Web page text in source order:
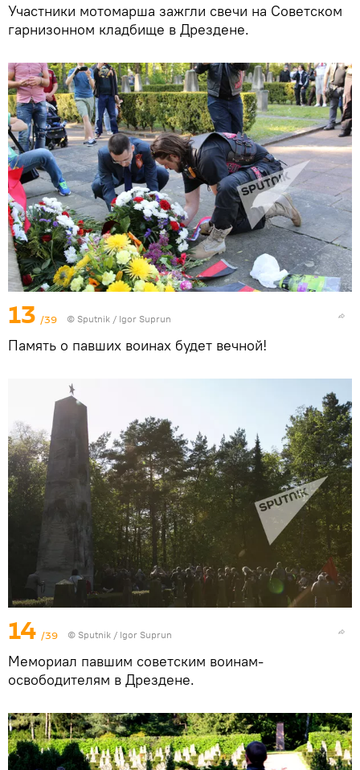
Участники мотомарша зажгли свечи на Советском
гарнизонном кладбище в Дрездене.
13 /39 © Sputnik / Igor Suprun
Память о павших воинах будет вечной!
14 /39 © Sputnik / Igor Suprun
Мемориал павшим советским воинам-
освободителям в Дрездене.